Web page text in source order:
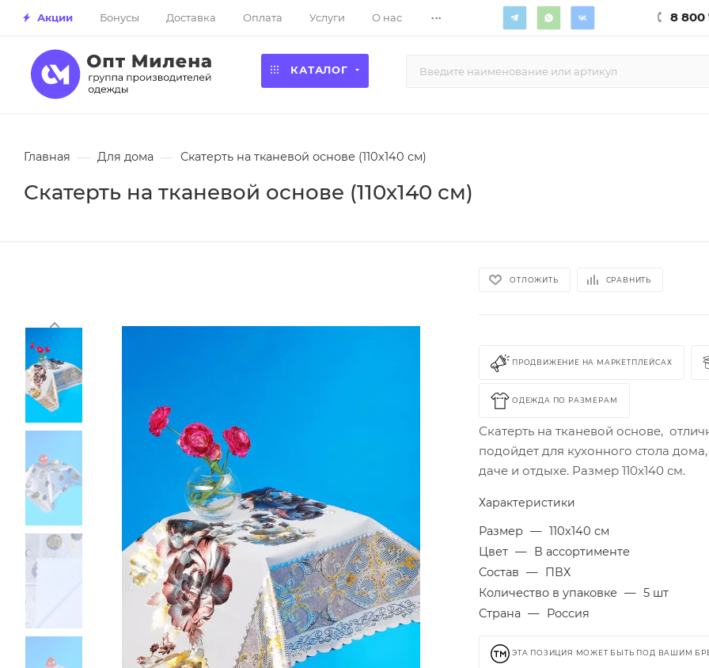
Акции Бонусы Доставка Оплата Услуги О нас ... 8 800
КАТАЛОГ
Главная — Для дома — Скатерть на тканевой основе (110х140 см)
Скатерть на тканевой основе (110х140 см)
ОТЛОЖИТЬ СРАВНИТЬ
ПРОДВИЖЕНИЕ НА МАРКЕТПЛЕЙСАХ
ОДЕЖДА ПО РАЗМЕРАМ
Скатерть на тканевой основе,
подойдет для кухонного стола
даче и отдыхе. Размер 110х140 см.
Характеристики
Размер — 110х140 см
Цвет — В ассортименте
Состав — ПВХ
Количество в упаковке — 5 шт
Страна — Россия
ЭТА ПОЗИЦИЯ МОЖЕТ БЫТЬ ПОД ВАШИМ